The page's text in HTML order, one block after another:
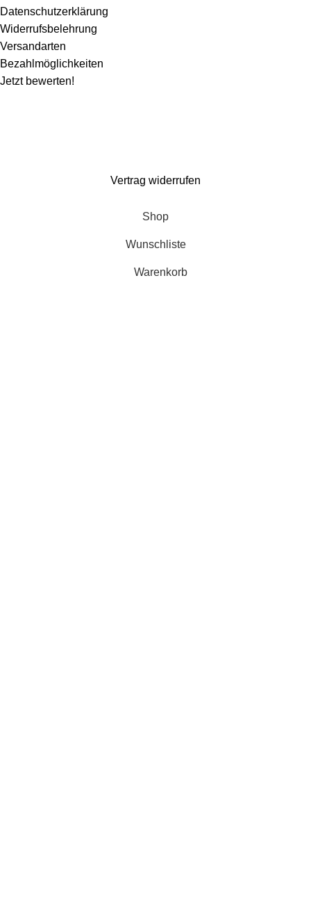
Datenschutzerklärung
Widerrufsbelehrung
Versandarten
Bezahlmöglichkeiten
Jetzt bewerten!
Vertrag widerrufen
Shop
Wunschliste
Warenkorb